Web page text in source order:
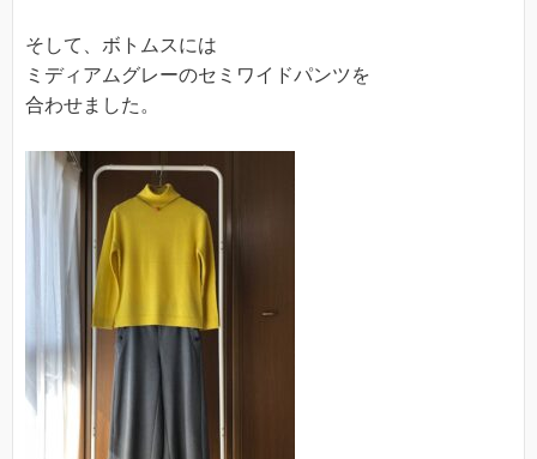
そして、ボトムスには
ミディアムグレーのセミワイドパンツを
合わせました。